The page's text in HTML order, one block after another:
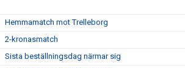
Hemmamatch mot Trelleborg
2-kronasmatch
Sista beställningsdag närmar sig